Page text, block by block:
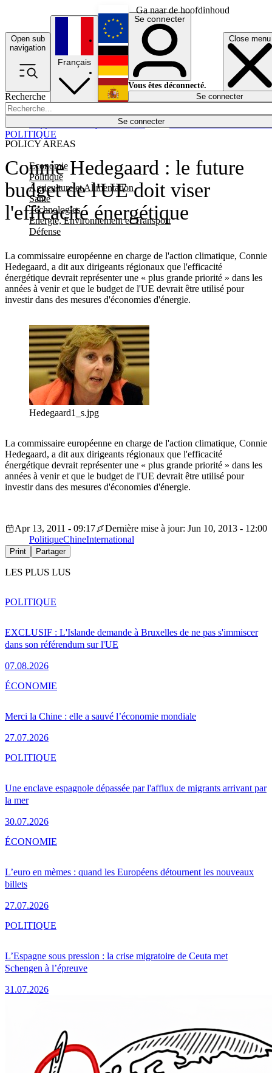
Ga naar de hoofdinhoud
Open sub
navigation
Close menu
Recherche
Se connecter
POLICY AREAS
Economie
Politique
Agriculture et Alimentation
Santé
Technologies
Energie, Environnement et Transport
Défense
Économie
Français
English
Deutsch
Español
Se connecter
Vous êtes déconnecté.
Se connecter
Connie Hedegaard : le future
budget de l'UE doit viser
l'efficacité énergétique
La commissaire européenne en charge de l'action climatique, Connie
Hedegaard, a dit aux dirigeants régionaux que l'efficacité
énergétique devrait représenter une « plus grande priorité » dans les
années à venir et que le budget de l'UE devrait être utilisé pour
investir dans des mesures d'économies d'énergie.
POLITIQUE
Hedegaard1_s.jpg
La commissaire européenne en charge de l'action climatique, Connie
Hedegaard, a dit aux dirigeants régionaux que l'efficacité
énergétique devrait représenter une « plus grande priorité » dans les
années à venir et que le budget de l'UE devrait être utilisé pour
investir dans des mesures d'économies d'énergie.
Apr 13, 2011 - 09:17
Dernière mise à jour: Jun 10, 2013 - 12:00
PolitiqueChineInternational
Print Partager
LES PLUS LUS
EXCLUSIF : L'Islande demande à Bruxelles de ne pas s'immiscer
dans son référendum sur l'UE
07.08.2026
POLITIQUE
Merci la Chine : elle a sauvé l’économie mondiale
27.07.2026
ÉCONOMIE
Une enclave espagnole dépassée par l'afflux de migrants arrivant par
la mer
30.07.2026
POLITIQUE
L’euro en mèmes : quand les Européens détournent les nouveaux
billets
27.07.2026
ÉCONOMIE
L’Espagne sous pression : la crise migratoire de Ceuta met
Schengen à l’épreuve
31.07.2026
POLITIQUE